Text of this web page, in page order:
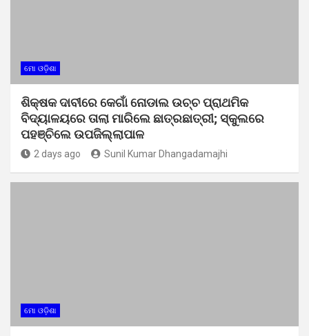
ମୋ ଓଡ଼ିଶା
ଶିକ୍ଷକ ଦାବୀରେ କେଗାଁ ନୋଡାଲ ଉଚ୍ଚ ପ୍ରାଥମିକ
ବିଦ୍ୟାଳୟରେ ତାଲା ମାରିଲେ ଛାତ୍ରଛାତ୍ରୀ; ସ୍କୁଲରେ
ପହଞ୍ଚିଲେ ଉପଜିଲ୍ଲାପାଳ
2 days ago Sunil Kumar Dhangadamajhi
ମୋ ଓଡ଼ିଶା